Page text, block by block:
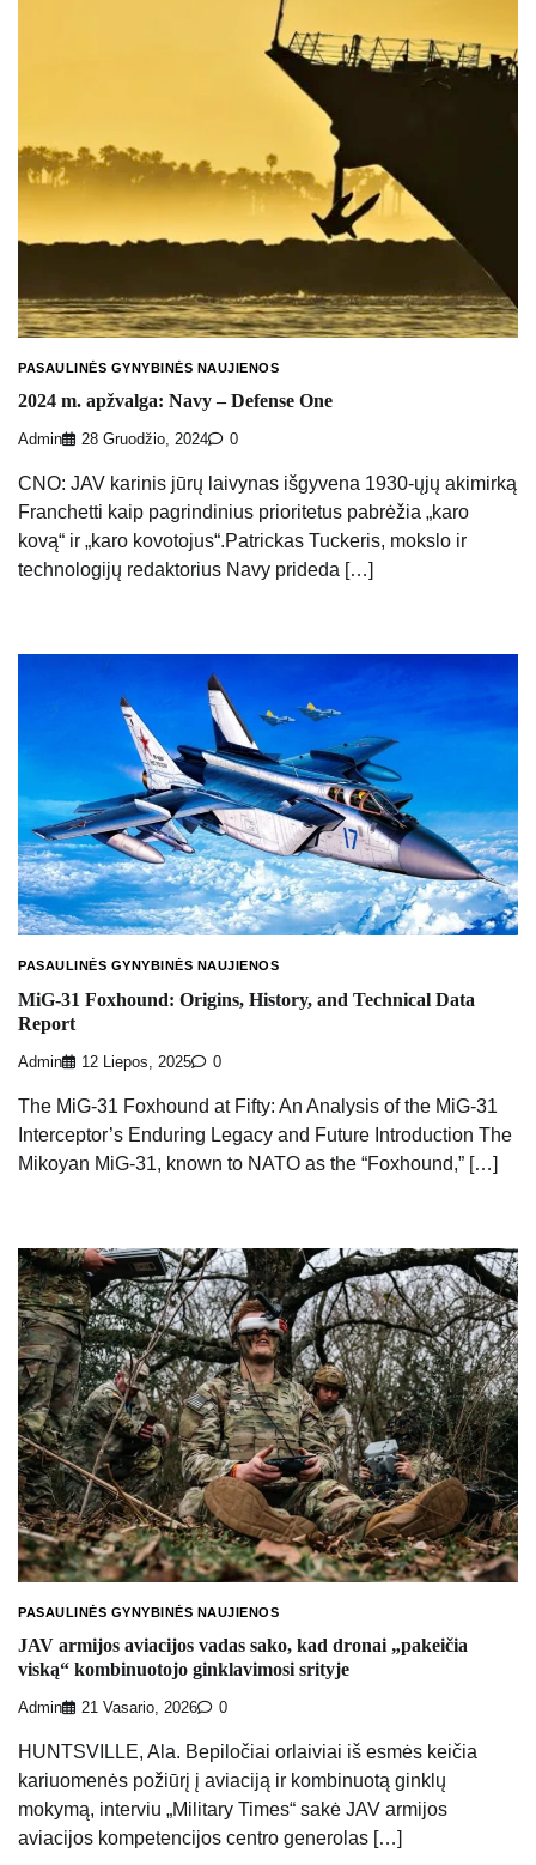
PASAULINĖS GYNYBINĖS NAUJIENOS
2024 m. apžvalga: Navy – Defense One
Admin 28 Gruodžio, 2024 0
CNO: JAV karinis jūrų laivynas išgyvena 1930-ųjų akimirką
Franchetti kaip pagrindinius prioritetus pabrėžia „karo
kovą“ ir „karo kovotojus“.Patrickas Tuckeris, mokslo ir
technologijų redaktorius Navy prideda […]
PASAULINĖS GYNYBINĖS NAUJIENOS
MiG-31 Foxhound: Origins, History, and Technical Data
Report
Admin 12 Liepos, 2025 0
The MiG-31 Foxhound at Fifty: An Analysis of the MiG-31
Interceptor’s Enduring Legacy and Future Introduction The
Mikoyan MiG-31, known to NATO as the “Foxhound,” […]
PASAULINĖS GYNYBINĖS NAUJIENOS
JAV armijos aviacijos vadas sako, kad dronai „pakeičia
viską“ kombinuotojo ginklavimosi srityje
Admin 21 Vasario, 2026 0
HUNTSVILLE, Ala. Bepiločiai orlaiviai iš esmės keičia
kariuomenės požiūrį į aviaciją ir kombinuotą ginklų
mokymą, interviu „Military Times“ sakė JAV armijos
aviacijos kompetencijos centro generolas […]